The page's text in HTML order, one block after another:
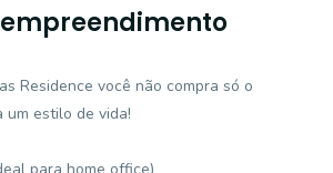
Residence você não compra só o
um estilo de vida!